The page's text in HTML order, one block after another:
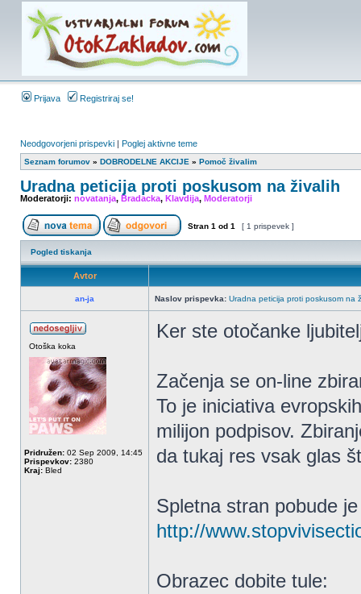
Prijava Registriraj se!
Neodgovorjeni prispevki | Poglej aktivne teme
Seznam forumov » DOBRODELNE AKCIJE » Pomoč živalim
Uradna peticija proti poskusom na živalih
Moderatorji: novatanja, Bradacka, Klavdija, Moderatorji
Stran 1 od 1 [ 1 prispevek ]
Pogled tiskanja
Avtor
an-ja Naslov prispevka: Uradna peticija proti poskusom na
Otoška koka
Pridružen: 02 Sep 2009, 14:45
Prispevkov: 2380
Kraj: Bled
Ker ste otočanke
Začenja se on-line
To je iniciativa
milijon podpisov.
da tukaj res vsak glas
Spletna stran pobude je
http://
Obrazec dobite tule: